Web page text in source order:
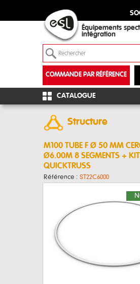
Équipements
intégration
COMMANDE PAR RÉFÉRENCE
CATALOGUE
Structure
M100 TUBE F Ø 50 MM
Ø6.00M 8 SEGMENTS +
QUICKTRUSS
Référence : ST22C6000